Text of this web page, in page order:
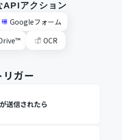
APIアクション
Googleフォーム
OCR
ガー
送信されたら